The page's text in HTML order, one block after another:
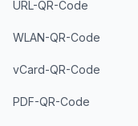
URL-QR-Code
WLAN-QR-Code
vCard-QR-Code
PDF-QR-Code